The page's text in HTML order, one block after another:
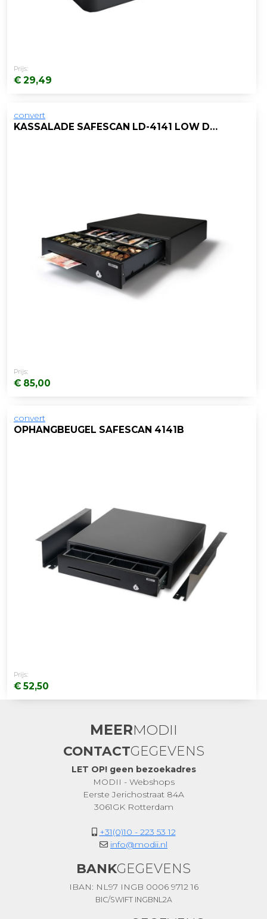
Prijs:
€ 29,49
convert
KASSALADE SAFESCAN LD-4141 LOW DUTY
Prijs:
€ 85,00
convert
OPHANGBEUGEL SAFESCAN 4141B
Prijs:
€ 52,50
MEERMODII
CONTACTGEGEVENS
LET OP! geen bezoekadres
MODII - Webshops
Eerste Jerichostraat 84A
3061GK Rotterdam
+31(0)10 - 223 53 12
info@modii.nl
BANKGEGEVENS
IBAN: NL97 INGB 0006 9712 16
BIC/SWIFT INGBNL2A